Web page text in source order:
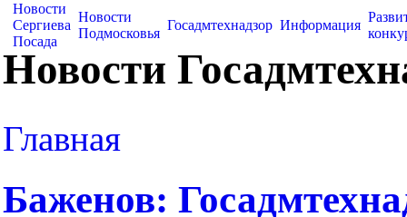
Новости
Сергиева
Посада
Новости
Подмосковья
Госадмтехнадзор Информация
Новости
Главная
Баженов: